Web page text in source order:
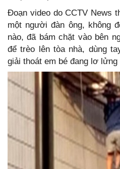
Đoạn video do CCTV News
một người đàn ông, không
nào, đã bám chặt vào bên
để trèo lên tòa nhà, dùng
giải thoát em bé đang lơ